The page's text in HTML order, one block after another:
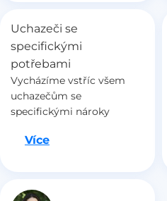
Uchazeči se
specifickými
potřebami
Vycházíme vstříc všem
uchazečům se
specifickými nároky
VíceJdeme na to